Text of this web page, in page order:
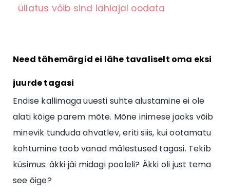
üllatus võib sind lähiajal oodata
Need tähemärgid ei lähe tavaliselt oma eksi
juurde tagasi
Endise kallimaga uuesti suhte alustamine ei ole
alati kõige parem mõte. Mõne inimese jaoks võib
minevik tunduda ahvatlev, eriti siis, kui ootamatu
kohtumine toob vanad mälestused tagasi. Tekib
küsimus: äkki jäi midagi pooleli? Äkki oli just tema
see õige?